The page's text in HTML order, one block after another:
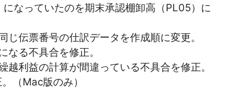
なっていたのを期末承認棚卸高（PL05）に
伝票番号の仕訳データを作成順に変更。
なる不具合を修正。
利益の計算が間違っている不具合を修正。
（Mac版のみ）